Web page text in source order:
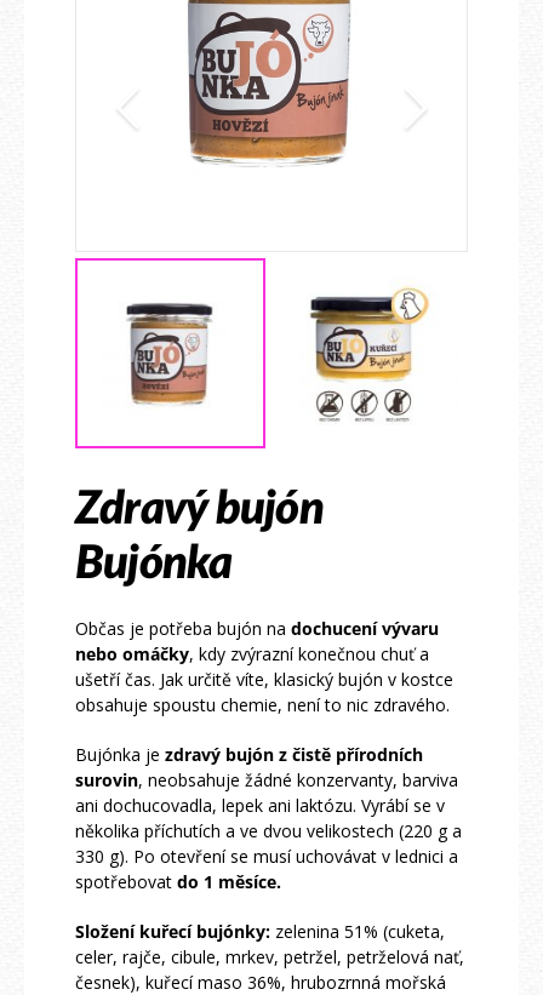
Zdravý bujón
Bujónka
Občas je potřeba bujón na dochucení vývaru
nebo omáčky, kdy zvýrazní konečnou chuť a
ušetří čas. Jak určitě víte, klasický bujón v kostce
obsahuje spoustu chemie, není to nic zdravého.
Bujónka je zdravý bujón z čistě přírodních
surovin, neobsahuje žádné konzervanty, barviva
ani dochucovadla, lepek ani laktózu. Vyrábí se v
několika příchutích a ve dvou velikostech (220 g a
330 g). Po otevření se musí uchovávat v lednici a
spotřebovat do 1 měsíce.
Složení kuřecí bujónky: zelenina 51% (cuketa,
celer, rajče, cibule, mrkev, petržel, petrželová nať,
česnek), kuřecí maso 36%, hrubozrnná mořská